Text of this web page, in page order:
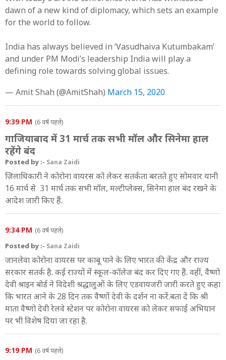
dawn of a new kind of diplomacy, which sets an example
for the world to follow.
India has always believed in ‘Vasudhaiva Kutumbakam’
and under PM Modi’s leadership India will play a
defining role towards solving global issues.
— Amit Shah (@AmitShah) March 15, 2020
9:39 PM (6 वर्ष पहले)
गाजियाबाद में 31 मार्च तक सभी मॉल और सिनेमा हाल
रहेंगे बंद
Posted by :- Sana Zaidi
ज़िलाधिकारी ने कोरोना वायरस को लेकर सतर्कता बरतते हुए सोमवार यानी
16 मार्च से 31 मार्च तक सभी मॉल, मल्टीप्लेक्स, सिनेमा हाल बंद रखने के
आदेश जारी किए हैं.
9:34 PM (6 वर्ष पहले)
Posted by :- Sana Zaidi
जानलेवा कोरोना वायरस पर काबू पाने के लिए भारत की केंद्र और राज्य
सरकार सतर्क है. कई राज्यों में स्कूल-कॉलेज बंद कर दिए गए हैं. वहीं, वैष्णो
देवी श्राइन बोर्ड ने विदेशी श्रद्धालुओं के लिए एडवायजरी जारी करते हुए कहा
कि भारत आने के 28 दिन तक वैष्णों देवी के दर्शन ना करें.बता दें कि श्री
माता वैष्णो देवी रेलवे स्टेशन पर कोरोना वायरस को लेकर सफाई अभियान
पर भी विशेष दिया जा रहा है.
9:19 PM (6 वर्ष पहले)